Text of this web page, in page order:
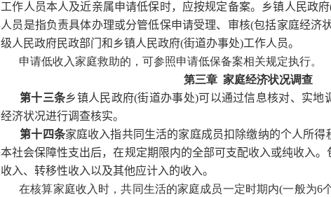
作人员本人及近亲属申请低保时，应按规定备案。乡镇人民政
员是指负责具体办理或分管低保申请受理、审核(包括家庭经济
人民政府民政部门和乡镇人民政府(街道办事处)工作人员。
申请低收入家庭救助的，可参照申请低保备案相关规定执行。
第三章 家庭经济状况调查
第十三条乡镇人民政府(街道办事处)可以通过信息核对、实地
济状况进行调查核实。
第十四条家庭收入指共同生活的家庭成员扣除缴纳的个人所
社会保障性支出后，在规定期限内的全部可支配收入或纯收入
入、转移性收入以及其他应计入的收入。
在核算家庭收入时，共同生活的家庭成员一定时期内(一般为6